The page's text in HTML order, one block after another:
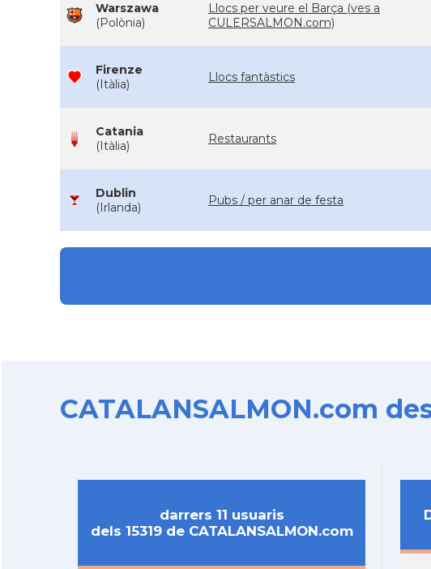
Warszawa
(Polònia)
Llocs per veure el Barça (ves a
CULERSALMON.com)
Firenze
(Itàlia)
Llocs fantàstics
Catania
(Itàlia)
Restaurants
Dublin
(Irlanda)
Pubs / per anar de festa
CATALANSALMON.com
darrers 11 usuaris
dels 15319 de CATALANSALMON.com